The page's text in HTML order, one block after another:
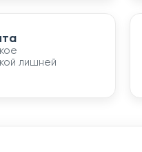
лишней